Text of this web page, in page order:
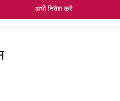
अभी निवेश करें